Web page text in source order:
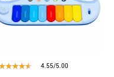
4.55/5.00